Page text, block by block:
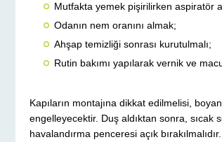
Mutfakta yemek pişirilirken aspiratör
Odanın nem oranını almak;
Ahşap temizliği sonrası kurutulmalı;
Rutin bakımı yapılarak vernik ve
Kapıların montajına dikkat edilmelisi,
engelleyecektir. Duş aldıktan sonra, sıcak
havalandırma penceresi açık bırakılmalıdır.